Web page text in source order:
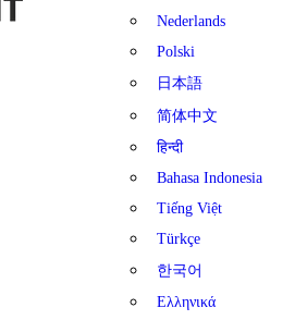
Nederlands
Polski
日本語
简体中文
हिन्दी
Bahasa Indonesia
Tiếng Việt
Türkçe
한국어
Ελληνικά